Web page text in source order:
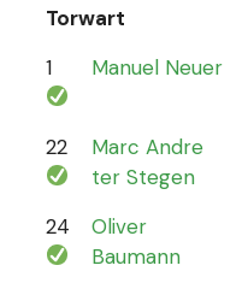
Torwart
1
Manuel Neuer
22
Marc Andre
ter Stegen
24
Oliver
Baumann